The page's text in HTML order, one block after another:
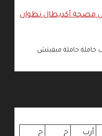
مصحة أكديطال تطوان
حاملة حاملة مبقيتش
أرب خ
ج